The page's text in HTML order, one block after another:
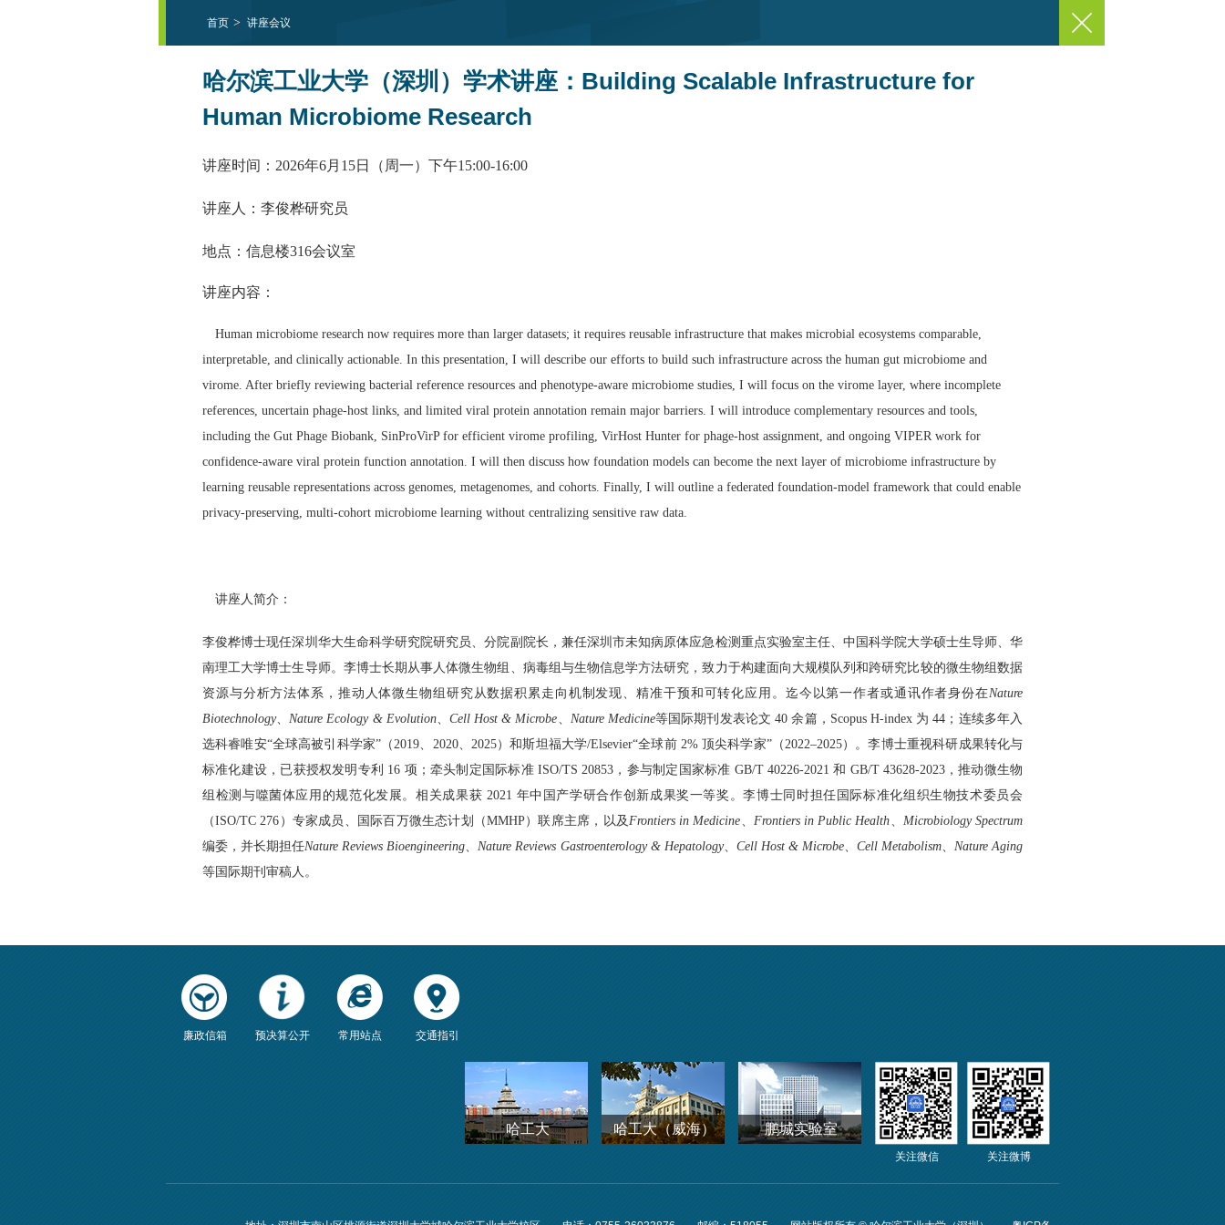
首页 讲座会议
哈尔滨工业大学（深圳）学术讲座：Building Scalable Infrastructure for
Human Microbiome Research
讲座时间： 2026年6月15日（周一）下午15:00-16:00
讲座人： 李俊桦研究员
地点： 信息楼316会议室
讲座内容：
Human microbiome research now requires more than larger datasets; it requires reusable infrastructure that makes microbial ecosystems comparable,
interpretable, and clinically actionable. In this presentation, I will describe our efforts to build such infrastructure across the human gut microbiome and
virome. After briefly reviewing bacterial reference resources and phenotype-aware microbiome studies, I will focus on the virome layer, where incomplete
references, uncertain phage-host links, and limited viral protein annotation remain major barriers. I will introduce complementary resources and tools,
including the Gut Phage Biobank, SinProVirP for efficient virome profiling, VirHost Hunter for phage-host assignment, and ongoing VIPER work for
confidence-aware viral protein function annotation. I will then discuss how foundation models can become the next layer of microbiome infrastructure by
learning reusable representations across genomes, metagenomes, and cohorts. Finally, I will outline a federated foundation-model framework that could enable
privacy-preserving, multi-cohort microbiome learning without centralizing sensitive raw data.
讲座人简介：
李俊桦博士现任深圳华大生命科学研究院研究员、分院副院长，兼任深圳市未知病原体应急检测重点实验室主任、中国科学院大学硕士生导师、华
南理工大学博士生导师。李博士长期从事人体微生物组、病毒组与生物信息学方法研究，致力于构建面向大规模队列和跨研究比较的微生物组数据
资源与分析方法体系，推动人体微生物组研究从数据积累走向机制发现、精准干预和可转化应用。迄今以第一作者或通讯作者身份在Nature
Biotechnology、 Nature Ecology & Evolution、 Cell Host & Microbe Nature Medicine等国际期刊发表论文 40余篇， Scopus H-index 为 44 ；连续多年入
选科睿唯安“全球高被引科学家” （ 2019 2020、 2025）和斯坦福大学/Elsevier“全球前2% 顶尖科学家”（ 2022–2025） 。李博士重视科研成果转化与
标准化建设，已获授权发明专利 16 项；牵头制定国际标准ISO/TS 20853 ，参与制定国家标准 GB/T 40226-2021和 GB/T 43628-2023，推动微生物
组检测与噬菌体应用的规范化发展。相关成果获 2021 年中国产学研合作创新成果奖一等奖。李博士同时担任国际标准化组织生物技术委员会
（ISO/TC 276 ）专家成员、国际百万微生态计划（MMHP）联席主席，以及 Frontiers in Medicine Frontiers in Public Health
Microbiology Spectrum
编委，并长期担任Nature Reviews Bioengineering Nature Reviews Gastroenterology & Hepatology、 Cell Host & Microbe、 Cell Metabolism、 Nature Aging
等国际期刊审稿人 。
廉政信箱 预决算公开 常用站点 交通指引
哈工大 哈工大（威海） 鹏城实验室
关注微信 关注微博